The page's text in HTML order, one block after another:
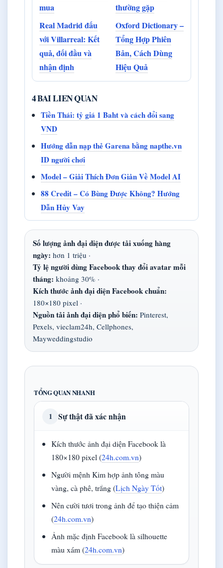
mua
thường gặp
Real Madrid đấu
với Villarreal: Kết
quả, đối đầu và
nhận định
Oxford Dictionary –
Tổng Hợp Phiên
Bản, Cách Dùng
Hiệu Quả
4 BAI LIEN QUAN
Tiền Thái: tỷ giá 1 Baht và cách đổi sang
VND
Hướng dẫn nạp thẻ Garena bằng napthe.vn
ID người chơi
Model – Giải Thích Đơn Giản Về Model AI
88 Credit – Có Bùng Được Không? Hướng
Dẫn Hủy Vay
Số lượng ảnh đại diện được tải xuống hàng
ngày: hơn 1 triệu ·
Tỷ lệ người dùng Facebook thay đổi avatar mỗi
tháng: khoảng 30% ·
Kích thước ảnh đại diện Facebook chuẩn:
180×180 pixel ·
Nguồn tải ảnh đại diện phổ biến: Pinterest,
Pexels, vieclam24h, Cellphones,
Mayweddingstudio
TỔNG QUAN NHANH
1 Sự thật đã xác nhận
Kích thước ảnh đại diện Facebook là
180×180 pixel (24h.com.vn)
Người mệnh Kim hợp ảnh tông màu
vàng, cà phê, trắng (Lịch Ngày Tốt)
Nên cười tươi trong ảnh để tạo thiện cảm
(24h.com.vn)
Ảnh mặc định Facebook là silhouette
màu xám (24h.com.vn)